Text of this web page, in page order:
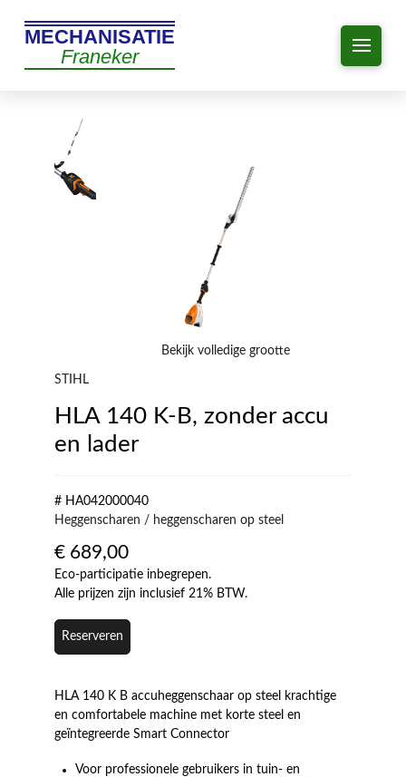
MECHANISATIE
Franeker
Bekijk volledige grootte
STIHL
HLA 140 K-B, zonder accu
en lader
# HA042000040
Heggenscharen / heggenscharen op steel
€ 689,00
Eco-participatie inbegrepen.
Alle prijzen zijn inclusief 21% BTW.
Reserveren
HLA 140 K B accuheggenschaar op steel krachtige
en comfortabele machine met korte steel en
geïntegreerde Smart Connector
Voor professionele gebruikers in tuin- en